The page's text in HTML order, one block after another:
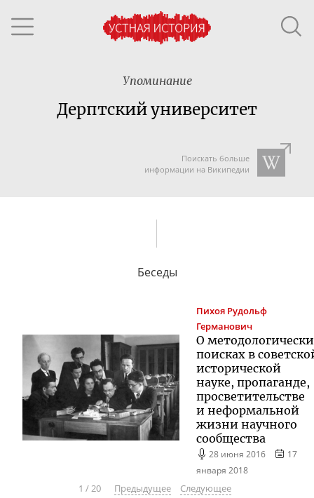
Упоминание
Дерптский университет
Поискать больше
информации на Википедии
Беседы
Пихоя Рудольф
Германович
О
поисках в
исторической
науке, пропаганде,
просветительстве
и неформальной
жизни научного
сообщества
28 июня 2016
17
января 2018
1 /20 Предыдущее
Следующее